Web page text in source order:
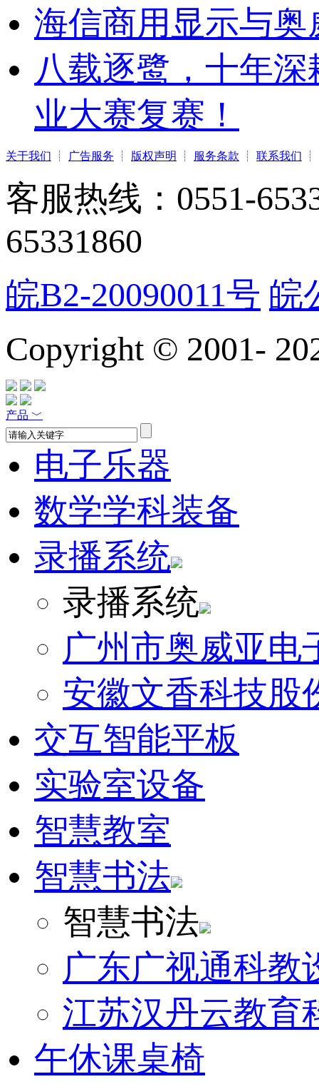
海信商用显示与
八载逐鹭，十年
业大赛复赛！
关于我们 ┊ 广告服务 ┊ 版权声明 ┊ 服务条款 ┊ 联系我们 ┊
客服热线：0551-
65331860
皖B2-20090011号 皖
Copyright © 2001-
产品 ﹀
电子乐器
数学学科装备
录播系统
录播系统
广州市奥威亚电
安徽文香科技股
交互智能平板
实验室设备
智慧教室
智慧书法
智慧书法
广东广视通科教
江苏汉丹云教育
午休课桌椅